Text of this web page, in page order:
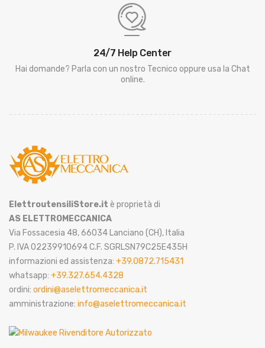
24/7 Help Center
Hai domande? Parla con un nostro Tecnico oppure usa la Chat
online.
ElettroutensiliStore.it è proprietà di
AS ELETTROMECCANICA
Via Fossacesia 48, 66034 Lanciano (CH), Italia
P. IVA 02239910694 C.F. SGRLSN79C25E435H
informazioni ed assistenza: +39.0872.715431
whatsapp: +39.327.654.4328
ordini: ordini@aselettromeccanica.it
amministrazione: info@aselettromeccanica.it